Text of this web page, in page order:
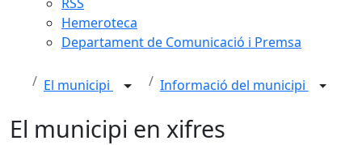
Hemeroteca
Departament de Comunicació i Premsa
El municipi Informació del municipi
El municipi en xifres